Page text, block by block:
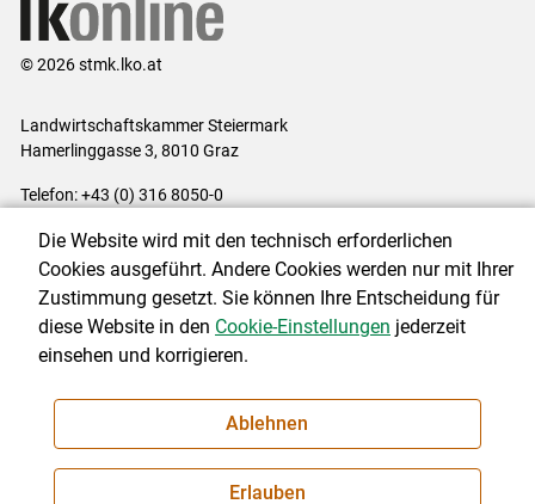
© 2026 stmk.lko.at
Landwirtschaftskammer Steiermark
Hamerlinggasse 3, 8010 Graz
Telefon: +43 (0) 316 8050-0
Impressum|Kontakt|Datenschutzerklärung|Barrierefreiheit|
Cookie-Einstellungen
NEWSLETTER
Die Website wird mit den technisch erforderlichen
Cookies ausgeführt. Andere Cookies werden nur mit Ihrer
Zustimmung gesetzt. Sie können Ihre Entscheidung für
diese Website in den Cookie-Einstellungen jederzeit
einsehen und korrigieren.
Ablehnen
Erlauben